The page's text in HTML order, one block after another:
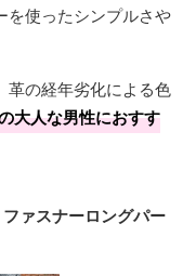
を使ったシンプルさや
革の経年劣化による色
大人な男性におすす
ァスナーロングパー